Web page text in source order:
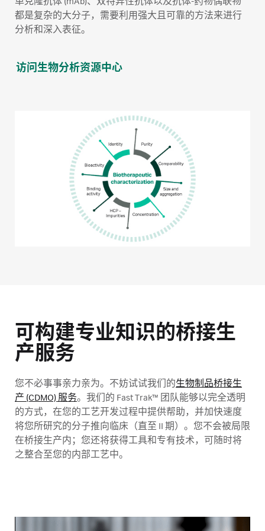
都是复杂的大分子，需要利用强大且可靠的方法来进行
分析和深入表征。
访问生物分析资源中心
可构建专业知识的桥接生
产服务
您不必事事亲力亲为。不妨试试我们的生物制品桥接生
产 (CDMO) 服务。我们的 Fast Trak™ 团队能够以完全透明
的方式，在您的工艺开发过程中提供帮助，并加快速度
将您所研究的分子推向临床（直至 II 期）。您不会被局限
在桥接生产内；您还将获得工具和专有技术，可随时将
之整合至您的内部工艺中。